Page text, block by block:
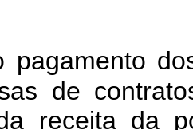
pagamento
de
receita da